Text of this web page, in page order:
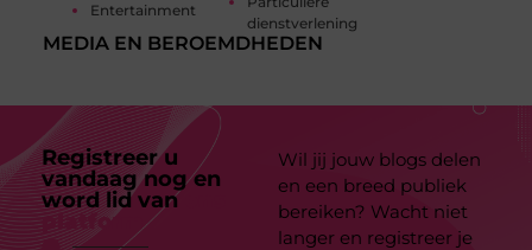
Entertainment
dienstverlening
MEDIA EN BEROEMDHEDEN
Registreer u
vandaag nog en
word lid van
platform
Wil jij jouw blogs delen
en een breed publiek
bereiken? Wacht niet
langer en registreer je